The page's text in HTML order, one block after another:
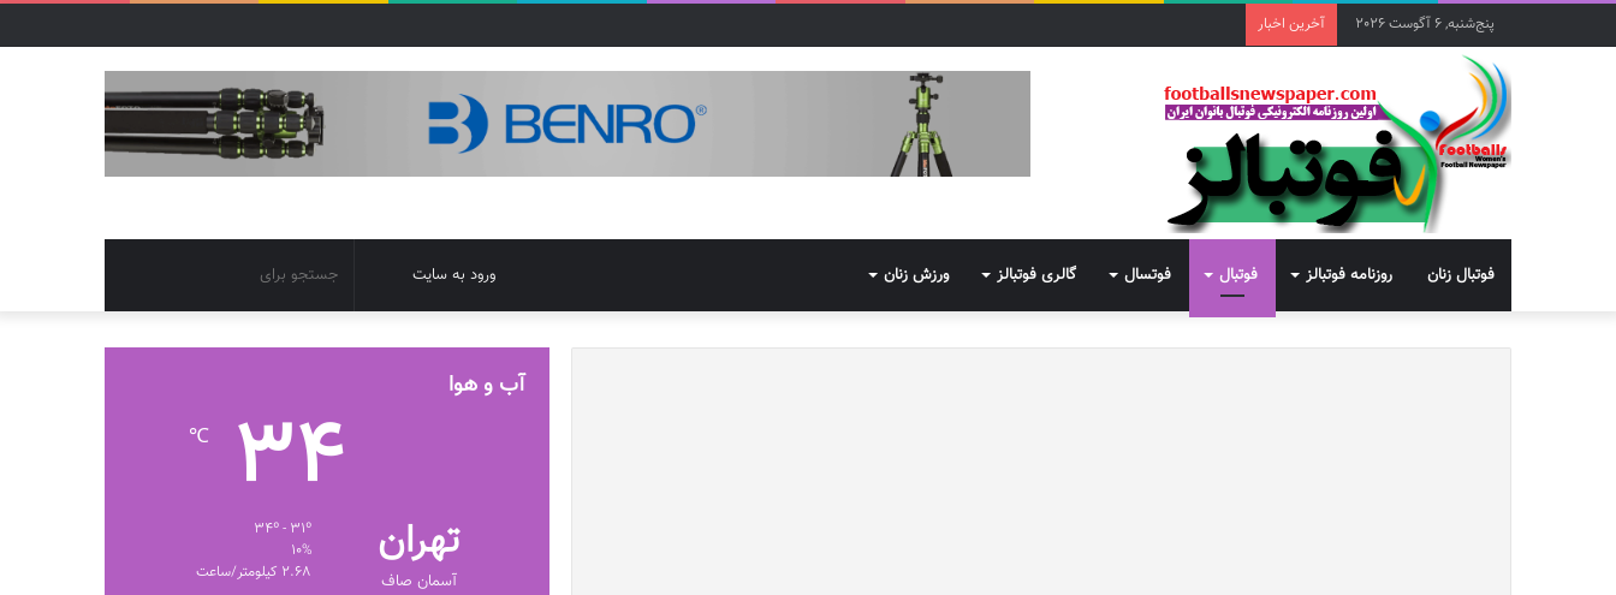
پنج‌شنبه, 6 آگوست 2026 آخرین اخبار
فوتبال زنان روزنامه فوتبالز فوتبال فوتسال گالری فوتبالز ورزش زنان
برای
تغییر
پوسته
ورود به سایت
آب و هوا
تهران
آسمان صاف
34
℃
10%
2.68 کیلومتر/ساعت